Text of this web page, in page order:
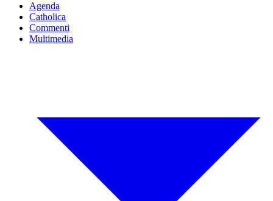
Agenda
Catholica
Commenti
Multimedia